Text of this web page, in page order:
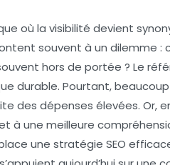
où la visibilité devient
souvent à un dilemme :
hors de portée ? Le
durable. Pourtant,
des dépenses élevées. Or,
à une meilleure
une stratégie SEO